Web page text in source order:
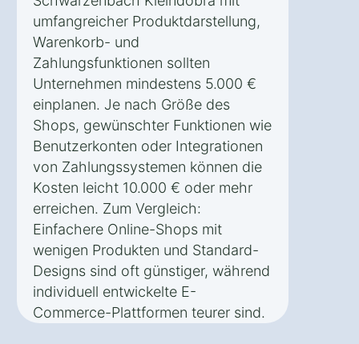
umfangreicher Produktdarstellung,
Warenkorb- und
Zahlungsfunktionen sollten
Unternehmen mindestens 5.000 €
einplanen. Je nach Größe des
Shops, gewünschter Funktionen wie
Benutzerkonten oder Integrationen
von Zahlungssystemen können die
Kosten leicht 10.000 € oder mehr
erreichen. Zum Vergleich:
Einfachere Online-Shops mit
wenigen Produkten und Standard-
Designs sind oft günstiger, während
individuell entwickelte E-
Commerce-Plattformen teurer sind.